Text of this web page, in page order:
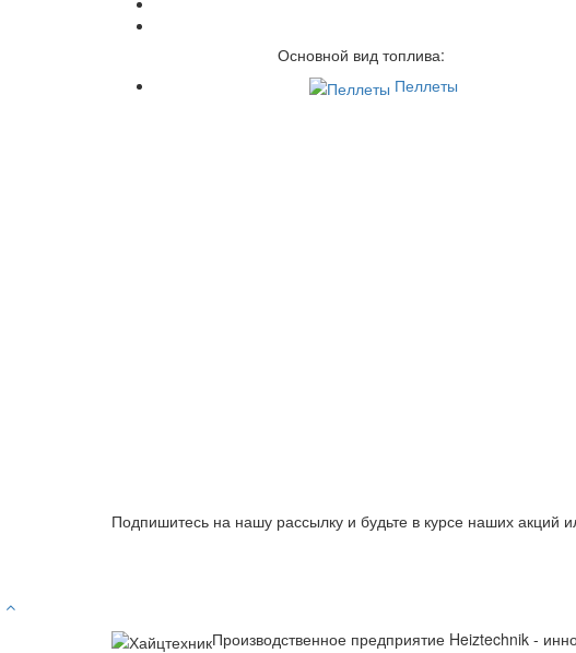
Основной вид топлива:
Пеллеты
Подпишитесь на нашу рассылку и будьте в курсе наших акций
Производственное предприятие Heiztechnik -